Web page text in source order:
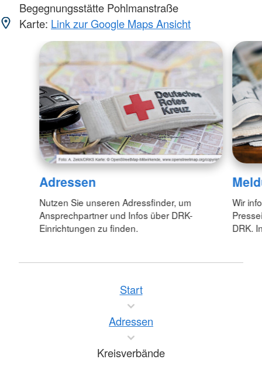
Begegnungsstätte Pohlmanstraße
Karte: Link zur Google Maps Ansicht
Adressen
Nutzen Sie unseren Adressfinder, um
Ansprechpartner und Infos über DRK-
Einrichtungen zu finden.
Wir
DRK.
Start
Adressen
Kreisverbände